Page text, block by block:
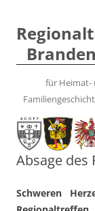
für Heimat-
Absage des
Schweren